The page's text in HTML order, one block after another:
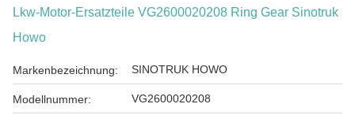
Lkw-Motor-Ersatzteile VG2600020208 Ring Gear Sinotruk
Howo
Markenbezeichnung: SINOTRUK HOWO
Modellnummer: VG2600020208